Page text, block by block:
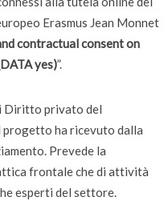
Erasmus Jean Monnet
contractual consent on
yes)”.
Diritto privato del
progetto ha ricevuto dalla
Prevede la
frontale che di attività
esperti del settore.